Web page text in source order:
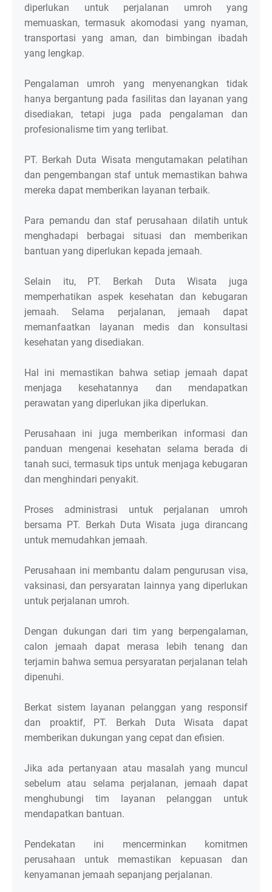
diperlukan untuk perjalanan umroh yang
memuaskan, termasuk akomodasi yang nyaman,
transportasi yang aman, dan bimbingan ibadah
yang lengkap.
Pengalaman umroh yang menyenangkan tidak
hanya bergantung pada fasilitas dan layanan yang
disediakan, tetapi juga pada pengalaman dan
profesionalisme tim yang terlibat.
PT. Berkah Duta Wisata mengutamakan pelatihan
dan pengembangan staf untuk memastikan bahwa
mereka dapat memberikan layanan terbaik.
Para pemandu dan staf perusahaan dilatih untuk
menghadapi berbagai situasi dan memberikan
bantuan yang diperlukan kepada jemaah.
Selain itu, PT. Berkah Duta Wisata juga
memperhatikan aspek kesehatan dan kebugaran
jemaah. Selama perjalanan, jemaah dapat
memanfaatkan layanan medis dan konsultasi
kesehatan yang disediakan.
Hal ini memastikan bahwa setiap jemaah dapat
menjaga kesehatannya dan mendapatkan
perawatan yang diperlukan jika diperlukan.
Perusahaan ini juga memberikan informasi dan
panduan mengenai kesehatan selama berada di
tanah suci, termasuk tips untuk menjaga kebugaran
dan menghindari penyakit.
Proses administrasi untuk perjalanan umroh
bersama PT. Berkah Duta Wisata juga dirancang
untuk memudahkan jemaah.
Perusahaan ini membantu dalam pengurusan visa,
vaksinasi, dan persyaratan lainnya yang diperlukan
untuk perjalanan umroh.
Dengan dukungan dari tim yang berpengalaman,
calon jemaah dapat merasa lebih tenang dan
terjamin bahwa semua persyaratan perjalanan telah
dipenuhi.
Berkat sistem layanan pelanggan yang responsif
dan proaktif, PT. Berkah Duta Wisata dapat
memberikan dukungan yang cepat dan efisien.
Jika ada pertanyaan atau masalah yang muncul
sebelum atau selama perjalanan, jemaah dapat
menghubungi tim layanan pelanggan untuk
mendapatkan bantuan.
Pendekatan ini mencerminkan komitmen
perusahaan untuk memastikan kepuasan dan
kenyamanan jemaah sepanjang perjalanan.